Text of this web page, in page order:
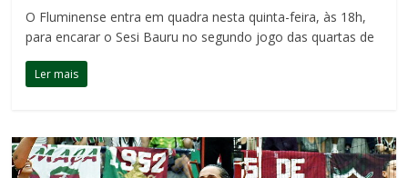
O Fluminense entra em quadra nesta quinta-feira, às 18h,
para encarar o Sesi Bauru no segundo jogo das quartas de
Ler mais